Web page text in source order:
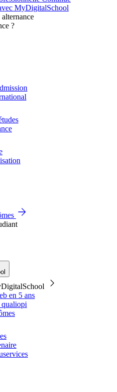
MyDigitalSchool
?
en 5 ans